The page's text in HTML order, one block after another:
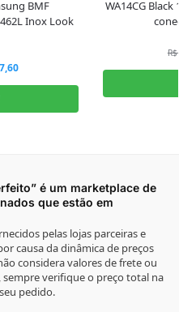
BMF
Inox Look
WA14CG
R$
é um marketplace de
que estão em
pelas lojas parceiras e
causa da dinâmica de preços
considera valores de frete ou
verifique o preço total na
pedido.